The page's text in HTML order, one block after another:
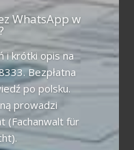
WhatsApp w
i krótki opis na
Bezpłatna
po polsku.
prowadzi
(Fachanwalt für